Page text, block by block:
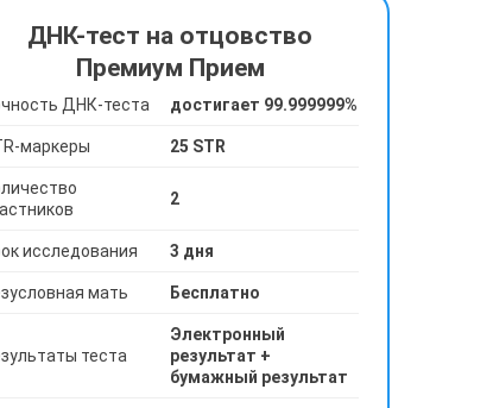
ДНК-тест на отцовство
Премиум Прием
ДНК-теста достигает 99.999999%
маркеры 25 STR
2
исследования 3 дня
мать Бесплатно
теста
Электронный
результат +
бумажный результат